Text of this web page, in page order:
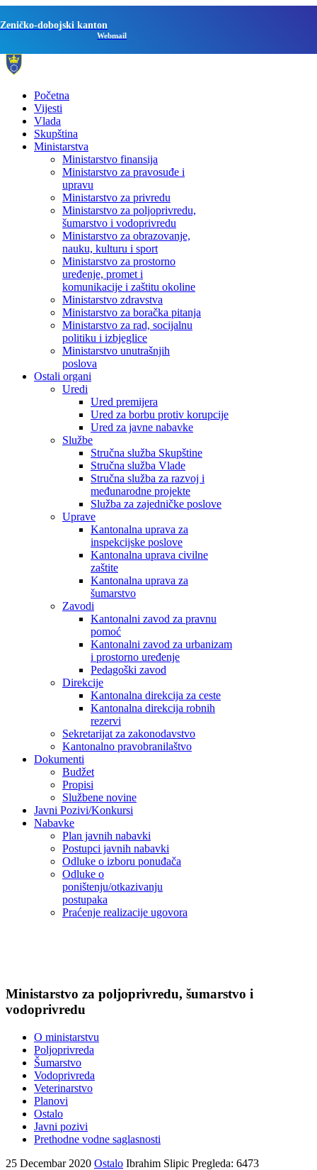
Zeničko-dobojski kanton
Webmail
Početna
Vijesti
Vlada
Skupština
Ministarstva
Ministarstvo finansija
Ministarstvo za pravosuđe i
upravu
Ministarstvo za privredu
Ministarstvo za poljoprivredu,
šumarstvo i vodoprivredu
Ministarstvo za obrazovanje,
nauku, kulturu i sport
Ministarstvo za prostorno
uređenje, promet i
komunikacije i zaštitu okoline
Ministarstvo zdravstva
Ministarstvo za boračka pitanja
Ministarstvo za rad, socijalnu
politiku i izbjeglice
Ministarstvo unutrašnjih
poslova
Ostali organi
Uredi
Ured premijera
Ured za borbu protiv korupcije
Ured za javne nabavke
Službe
Stručna služba Skupštine
Stručna služba Vlade
Stručna služba za razvoj i
međunarodne projekte
Služba za zajedničke poslove
Uprave
Kantonalna uprava za
inspekcijske poslove
Kantonalna uprava civilne
zaštite
Kantonalna uprava za
šumarstvo
Zavodi
Kantonalni zavod za pravnu
pomoć
Kantonalni zavod za urbanizam
i prostorno uređenje
Pedagoški zavod
Direkcije
Kantonalna direkcija za ceste
Kantonalna direkcija robnih
rezervi
Sekretarijat za zakonodavstvo
Kantonalno pravobranilaštvo
Dokumenti
Budžet
Propisi
Službene novine
Javni Pozivi/Konkursi
Nabavke
Plan javnih nabavki
Postupci javnih nabavki
Odluke o izboru ponuđača
Odluke o
poništenju/otkazivanju
postupaka
Praćenje realizacije ugovora
Ministarstvo za poljoprivredu, šumarstvo i
vodoprivredu
O ministarstvu
Poljoprivreda
Šumarstvo
Vodoprivreda
Veterinarstvo
Planovi
Ostalo
Javni pozivi
Prethodne vodne saglasnosti
25 Decembar 2020 Ostalo Ibrahim Slipic Pregleda: 6473